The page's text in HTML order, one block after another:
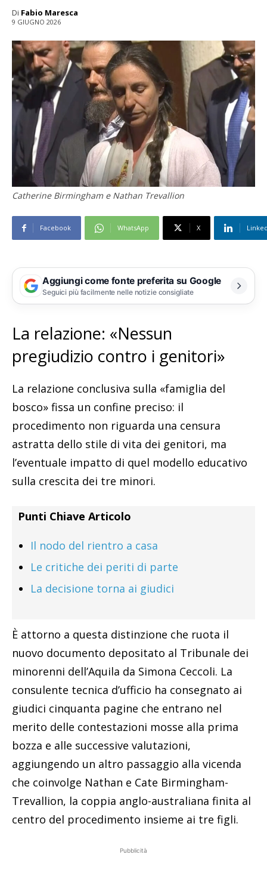
Di Fabio Maresca
9 GIUGNO 2026
Catherine Birmingham e Nathan Trevallion
Facebook WhatsApp X
Aggiungi come fonte preferita su Google
Seguici più facilmente nelle notizie consigliate
La relazione: «Nessun
pregiudizio contro i genitori»
La relazione conclusiva sulla «famiglia del
bosco» fissa un confine preciso: il
procedimento non riguarda una censura
astratta dello stile di vita dei genitori, ma
l’eventuale impatto di quel modello educativo
sulla crescita dei tre minori.
Punti Chiave Articolo
Il nodo del rientro a casa
Le critiche dei periti di parte
La decisione torna ai giudici
È attorno a questa distinzione che ruota il
nuovo documento depositato al Tribunale dei
minorenni dell’Aquila da Simona Ceccoli. La
consulente tecnica d’ufficio ha consegnato ai
giudici cinquanta pagine che entrano nel
merito delle contestazioni mosse alla prima
bozza e alle successive valutazioni,
aggiungendo un altro passaggio alla vicenda
che coinvolge Nathan e Cate Birmingham-
Trevallion, la coppia anglo-australiana finita al
centro del procedimento insieme ai tre figli.
Pubblicità